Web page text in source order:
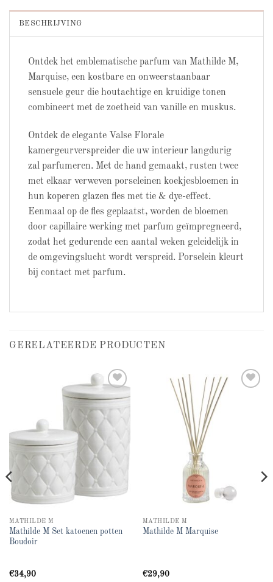
BESCHRIJVING
Ontdek het emblematische parfum van Mathilde M,
Marquise, een kostbare en onweerstaanbaar
sensuele geur die houtachtige en kruidige tonen
combineert met de zoetheid van vanille en muskus.
Ontdek de elegante Valse Florale
kamergeurverspreider die uw interieur langdurig
zal parfumeren. Met de hand gemaakt, rusten twee
met elkaar verweven porseleinen koekjesbloemen in
hun koperen glazen fles met tie & dye-effect.
Eenmaal op de fles geplaatst, worden de bloemen
door capillaire werking met parfum geïmpregneerd,
zodat het gedurende een aantal weken geleidelijk in
de omgevingslucht wordt verspreid. Porselein kleurt
bij contact met parfum.
GERELATEERDE PRODUCTEN
Add to
MATHILDE M
Mathilde M Set katoenen potten
Boudoir
€34,90
MATHILDE M
Mathilde M Marquise
€29,90